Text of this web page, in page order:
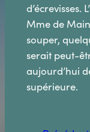
d’écrevisses.
Mme de
souper,
serait peut-
aujourd’hui
supérieure.